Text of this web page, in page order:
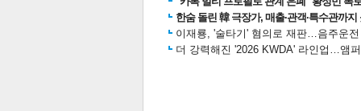
한숨 돌린 韓 극장가, 매출·관객·특수관까
이재룡, '술타기' 혐의로 재판…음주운
더 강력해진 '2026 KWDA' 라인업…앰